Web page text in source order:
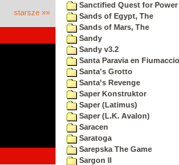
starsze »»
Sanctified Quest for Power
Sands of Egypt, The
Sands of Mars, The
Sandy
Sandy v3.2
Santa Paravia en Fiumaccio
Santa's Grotto
Santa's Revenge
Saper Konstruktor
Saper (Latimus)
Saper (L.K. Avalon)
Saracen
Saratoga
Sarepska The Game
Sargon II